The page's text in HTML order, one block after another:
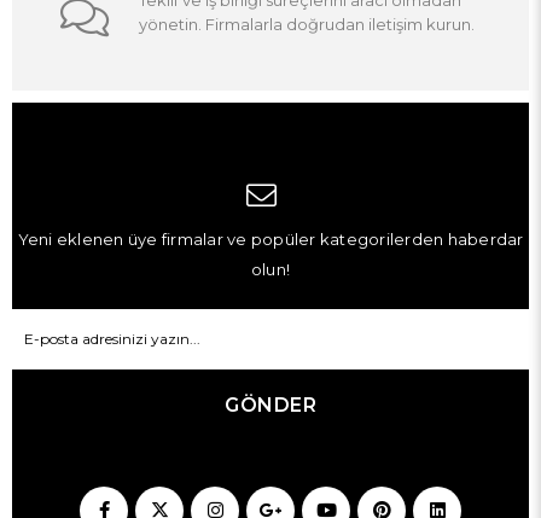
yönetin. Firmalarla doğrudan iletişim kurun.
Yeni eklenen üye firmalar ve popüler kategorilerden haberdar
olun!
GÖNDER